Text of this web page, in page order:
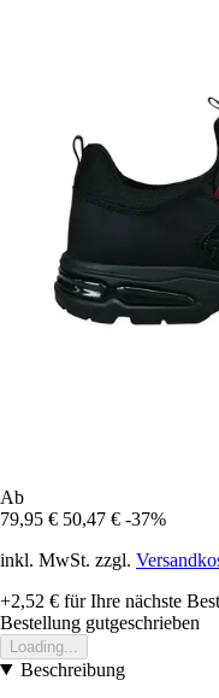
Ab
79,95 € 50,47 € -37%
inkl. MwSt. zzgl.
+2,52 € für Ihre nächste
Bestellung gutgeschrieben
Loading...
Beschreibung